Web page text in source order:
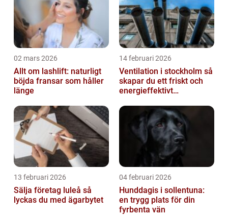
02 mars 2026
Allt om lashlift: naturligt
böjda fransar som håller
länge
14 februari 2026
Ventilation i stockholm så
skapar du ett friskt och
energieffektivt
13 februari 2026
Sälja företag luleå så
lyckas du med ägarbytet
04 februari 2026
Hunddagis i sollentuna:
en trygg plats för din
fyrbenta vän